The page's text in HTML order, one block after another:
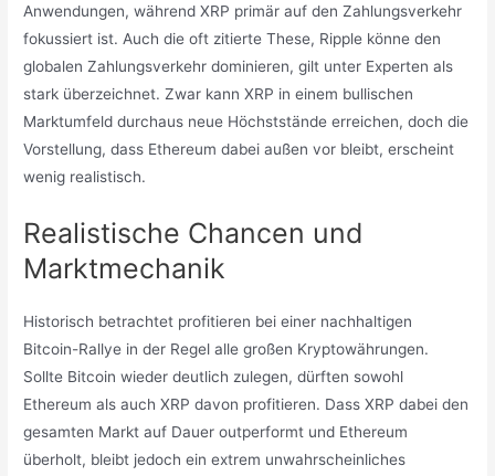
Anwendungen, während XRP primär auf den Zahlungsverkehr
fokussiert ist. Auch die oft zitierte These, Ripple könne den
globalen Zahlungsverkehr dominieren, gilt unter Experten als
stark überzeichnet. Zwar kann XRP in einem bullischen
Marktumfeld durchaus neue Höchststände erreichen, doch die
Vorstellung, dass Ethereum dabei außen vor bleibt, erscheint
wenig realistisch.
Realistische Chancen und
Marktmechanik
Historisch betrachtet profitieren bei einer nachhaltigen
Bitcoin-Rallye in der Regel alle großen Kryptowährungen.
Sollte Bitcoin wieder deutlich zulegen, dürften sowohl
Ethereum als auch XRP davon profitieren. Dass XRP dabei den
gesamten Markt auf Dauer outperformt und Ethereum
überholt, bleibt jedoch ein extrem unwahrscheinliches